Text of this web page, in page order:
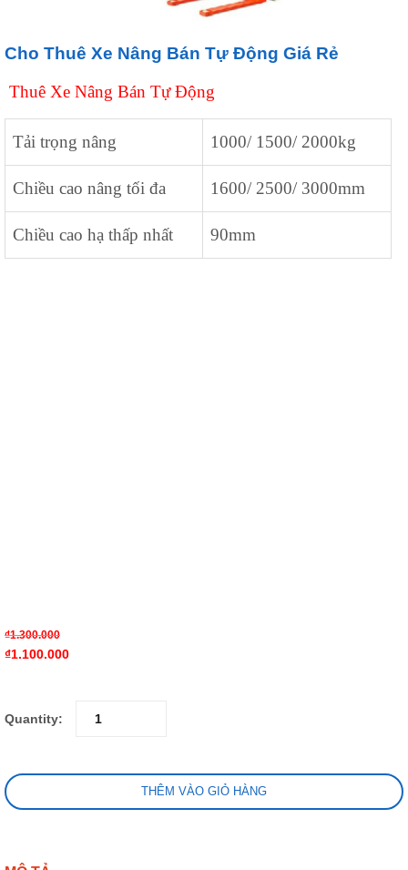
Cho Thuê Xe Nâng Bán Tự Động Giá Rẻ
Thuê Xe Nâng Bán Tự Động
Tải trọng nâng 1000/ 1500/ 2000kg
Chiều cao nâng tối đa 1600/ 2500/ 3000mm
Chiều cao hạ thấp nhất 90mm
₫1.300.000
₫1.100.000
Quantity:
THÊM VÀO GIỎ HÀNG